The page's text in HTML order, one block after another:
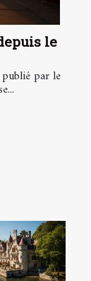
le
par le